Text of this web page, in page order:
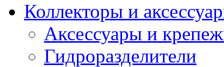
Коллекторы и
Аксессуары и
Гидроразделители